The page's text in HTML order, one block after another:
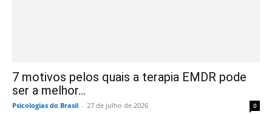
7 motivos pelos quais a terapia EMDR pode
ser a melhor...
Psicologias do Brasil - 27 de julho de 2026 0